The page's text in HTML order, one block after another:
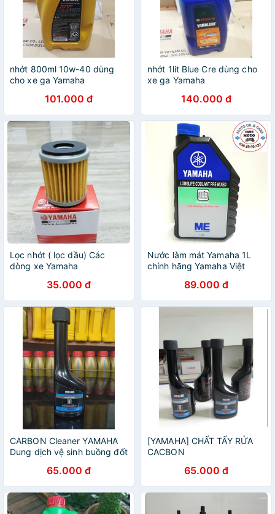
nhớt 800ml 10w-40 dùng
cho xe ga Yamaha
101.000 đ
nhớt 1lit Blue Cre dùng cho
xe ga Yamaha
140.000 đ
Lọc nhớt ( lọc dầu) Các
dòng xe Yamaha
35.000 đ
Nước làm mát Yamaha 1L
chính hãng Yamaha Việt
89.000 đ
CARBON Cleaner YAMAHA
Dung dịch vệ sinh buồng đốt
65.000 đ
[YAMAHA] CHẤT TẨY RỬA
CACBON
65.000 đ